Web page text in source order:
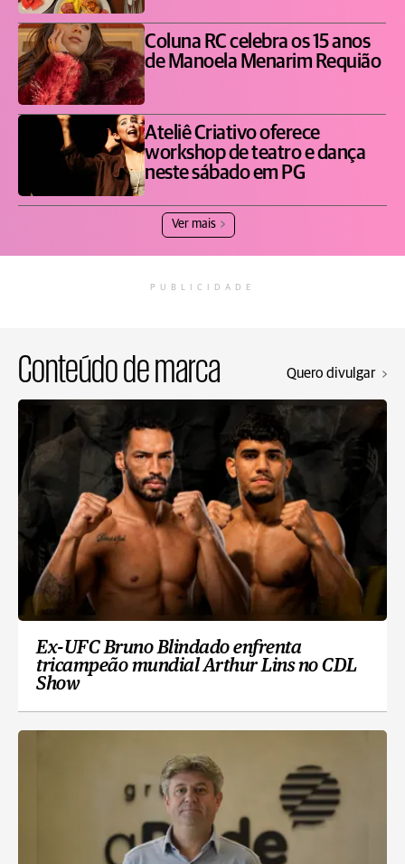
Coluna RC celebra os 15 anos
de Manoela Menarim Requião
Ateliê Criativo oferece
workshop de teatro e dança
neste sábado em PG
Ver mais
PUBLICIDADE
Conteúdo de marca Quero divulgar
Ex-UFC Bruno Blindado enfrenta
tricampeão mundial Arthur Lins no CDL
Show